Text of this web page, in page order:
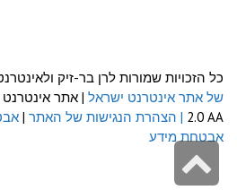
כל הזכויות שמורות לרן בר-זיק
של אתר אינטרנט ישראל
2.0 AA | הצהרת הנגישות של האתר |
אבטחת מידע
גלילה